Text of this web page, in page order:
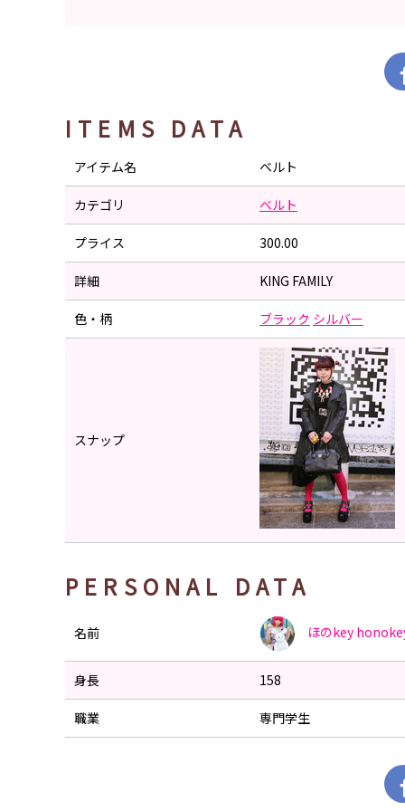
ITEMS DATA
アイテム名 ベルト
カテゴリ ベルト
プライス 300.00
詳細 KING FAMILY
色・柄 ブラック シルバー
スナップ
PERSONAL DATA
名前 ほのkey
身長 158
職業 専門学生